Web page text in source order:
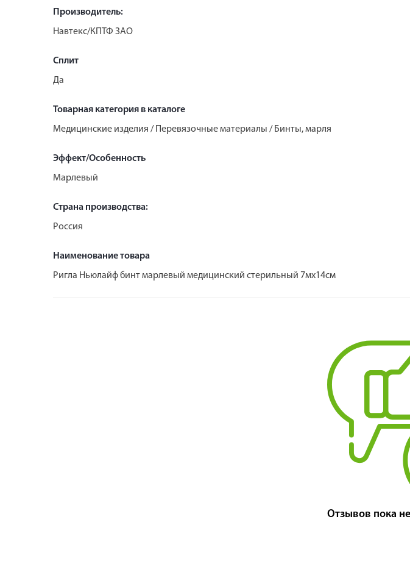
Производитель:
Навтекс/КПТФ ЗАО
Сплит
Да
Товарная категория в каталоге
Медицинские изделия / Перевязочные материалы / Бинты, марля
Эффект/Особенность
Марлевый
Страна производства:
Россия
Наименование товара
Ригла Ньюлайф бинт марлевый медицинский стерильный 7мх14см
Отзывов пока